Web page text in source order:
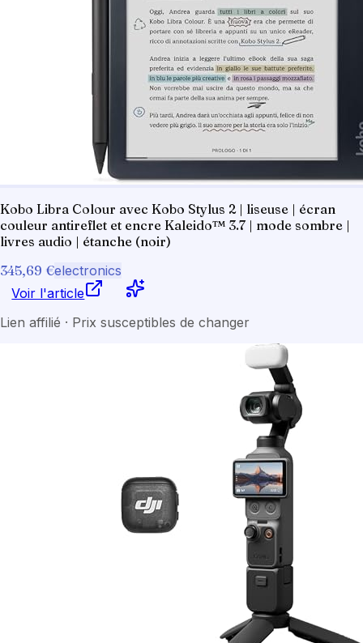
Kobo Libra Colour avec Kobo Stylus 2 | liseuse | écran
couleur antireflet et encre Kaleido™ 3.7 | mode sombre |
livres audio | étanche (noir)
345,69 €electronics
Voir l'article
Lien affilié · Prix susceptibles de changer